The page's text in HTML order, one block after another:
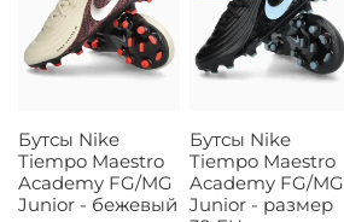
Бутсы Nike
Tiempo Maestro
Academy FG/MG
Junior - бежевый
Бутсы Nike
Tiempo Maestro
Academy FG/MG
Junior - размер